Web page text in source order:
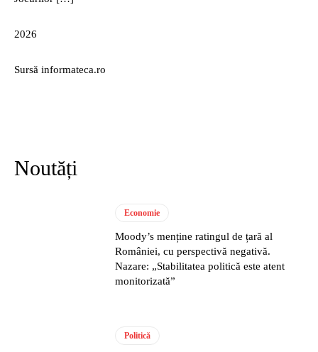
2026
Sursă informateca.ro
Noutăți
Economie
Moody’s menține ratingul de țară al
României, cu perspectivă negativă.
Nazare: „Stabilitatea politică este atent
monitorizată”
Politică